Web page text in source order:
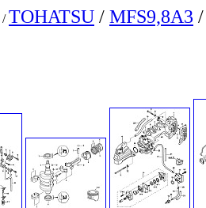
/TOHATSU / MFS9,8A3